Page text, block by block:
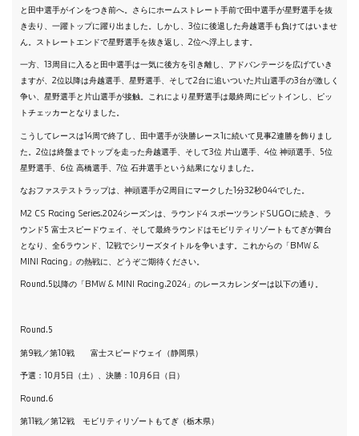
と田中選手がインをつき前へ。さらにホームストレート手前で田中選手が星野選手を抜
き去り、一躍トップに躍り出ました。しかし、3位に後退した舟越選手も負けてはいませ
ん。ストレートエンドで星野選手を抜き返し、2位へ浮上します。
一方、13周目に入ると田中選手は一気に後方を引き離し、アドバンテージを広げていき
ますが、2位以降は舟越選手、星野選手、そして2台に追いついた片山選手の3台が激しく
争い、星野選手と片山選手が接触。これにより星野選手は最終周にピットインし、ピッ
トチェッカーとなりました。
こうしてレースは14周で終了し、田中選手が決勝レース1に続いて見事2連勝を飾りまし
た。2位は終盤までトップを走った舟越選手、そして3位 片山選手、4位 神頭選手、5位
星野選手、6位 高橋選手、7位 石井選手という結果になりました。
なおファステストラップは、神頭選手が2周目にマークした1分32秒044でした。
M2 CS Racing Series.2024シーズンは、ラウンド4 スポーツランドSUGOに続き、ラ
ウンド5 富士スピードウェイ、そして最終ラウンドはモビリティリゾートもてぎが舞台
となり、全6ラウンド、12戦でシリーズタイトルを争います。これからの「BMW &
MINI Racing」の熱戦に、どうぞご期待ください。
Round.5以降の「BMW & MINI Racing.2024」のレースカレンダーは以下の通り。
Round.5
第9戦／第10戦 富士スピードウェイ（静岡県）
予選：10月5日（土）、決勝：10月6日（日）
Round.6
第11戦／第12戦 モビリティリゾートもてぎ（栃木県）